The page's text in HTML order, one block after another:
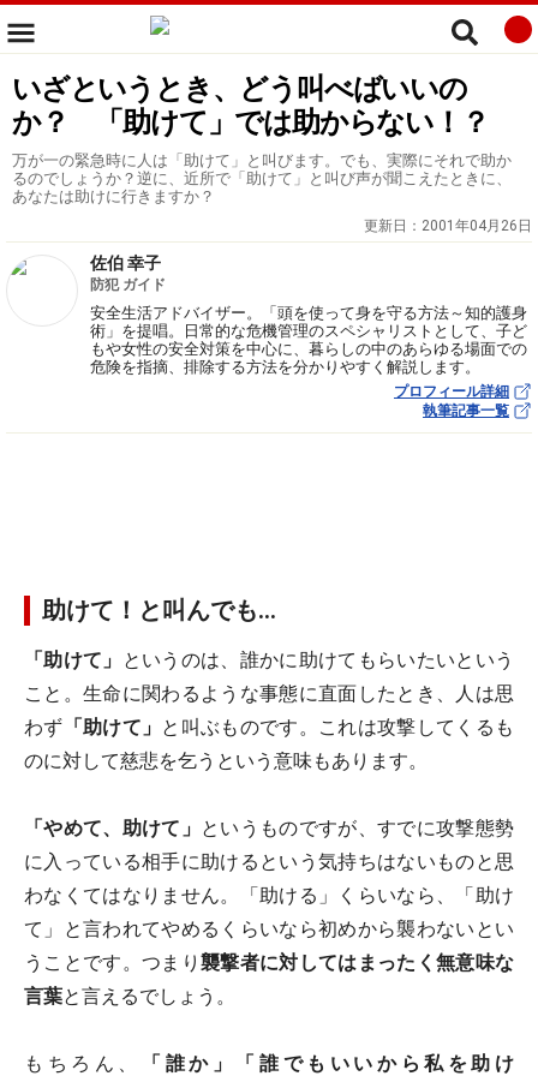
いざというとき、どう叫べばいいの
か？ 「助けて」では助からない！？
万が一の緊急時に人は「助けて」と叫びます。でも、実際にそれで助か
るのでしょうか？逆に、近所で「助けて」と叫び声が聞こえたときに、
あなたは助けに行きますか？
更新日： 2001年04月26日
佐伯 幸子
防犯 ガイド
安全生活アドバイザー。「頭を使って身を守る方法～知的護身
術」を提唱。日常的な危機管理のスペシャリストとして、子ど
もや女性の安全対策を中心に、暮らしの中のあらゆる場面での
危険を指摘、排除する方法を分かりやすく解説します。
プロフィール詳細
執筆記事一覧
助けて！と叫んでも…
「助けて」 というのは、誰かに助けてもらいたいという
こと。生命に関わるような事態に直面したとき、人は思
わず 「助けて」 と叫ぶものです。これは攻撃してくるも
のに対して慈悲を乞うという意味もあります。
「やめて、助けて」 というものですが、すでに攻撃態勢
に入っている相手に助けるという気持ちはないものと思
わなくてはなりません。「助ける」くらいなら、「助け
て」と言われてやめるくらいなら初めから襲わないとい
うことです。つまり 襲撃者に対してはまったく無意味な
言葉と言えるでしょう。
もちろん、
「誰か」「誰でもいいから私を助け